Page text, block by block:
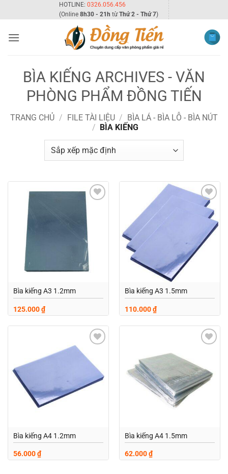
qua
dung
HOTLINE: 0326.056.456
(Online 8h30 - 21h từThứ 2 - Thứ 7)
BÌA KIẾNG ARCHIVES - VĂN
PHÒNG PHẨM ĐỒNG TIẾN
TRANG CHỦ / FILE TÀI LIỆU /
BÌA LÁ - BÌA LỖ - BÌA NÚT
/
BÌA KIẾNG
Add to
wishlist
Bìa kiếng A3 1.2mm
125.000₫
Add to
wishlist
Bìa kiếng A3 1.5mm
110.000₫
wishlist
Bìa kiếng A4 1.2mm
56.000₫
Bìa kiếng A4 1.5mm
62.000₫